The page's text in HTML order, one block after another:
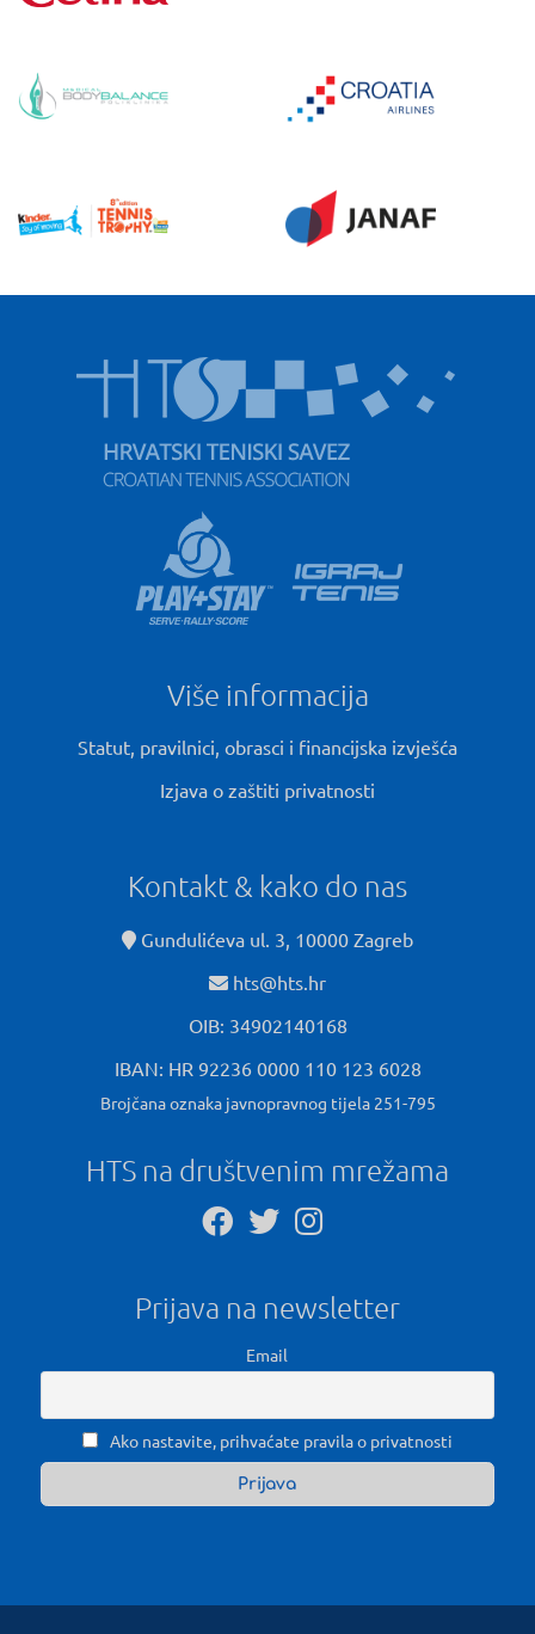
Više informacija
Statut, pravilnici, obrasci i financijska izvješća
Izjava o zaštiti privatnosti
Kontakt & kako do nas
Gundulićeva ul. 3, 10000 Zagreb
hts@hts.hr
OIB: 34902140168
IBAN: HR 92236 0000 110 123 6028
Brojčana oznaka javnopravnog tijela 251-795
HTS na društvenim mrežama
Prijava na newsletter
Email
Ako nastavite, prihvaćate pravila o privatnosti